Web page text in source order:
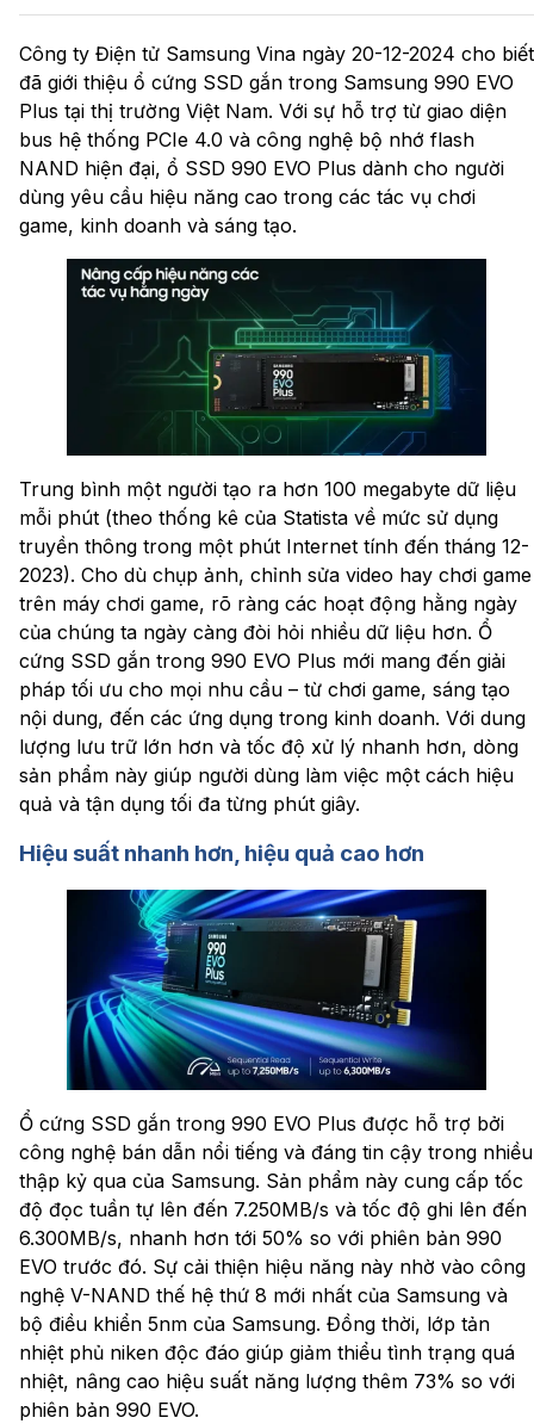
Công ty Điện tử Samsung Vina ngày 20-12-2024 cho biết
đã giới thiệu ổ cứng SSD gắn trong Samsung 990 EVO
Plus tại thị trường Việt Nam. Với sự hỗ trợ từ giao diện
bus hệ thống PCIe 4.0 và công nghệ bộ nhớ flash
NAND hiện đại, ổ SSD 990 EVO Plus dành cho người
dùng yêu cầu hiệu năng cao trong các tác vụ chơi
game, kinh doanh và sáng tạo.
Trung bình một người tạo ra hơn 100 megabyte dữ liệu
mỗi phút (theo thống kê của Statista về mức sử dụng
truyền thông trong một phút Internet tính đến tháng 12-
2023). Cho dù chụp ảnh, chỉnh sửa video hay chơi game
trên máy chơi game, rõ ràng các hoạt động hằng ngày
của chúng ta ngày càng đòi hỏi nhiều dữ liệu hơn. Ổ
cứng SSD gắn trong 990 EVO Plus mới mang đến giải
pháp tối ưu cho mọi nhu cầu – từ chơi game, sáng tạo
nội dung, đến các ứng dụng trong kinh doanh. Với dung
lượng lưu trữ lớn hơn và tốc độ xử lý nhanh hơn, dòng
sản phẩm này giúp người dùng làm việc một cách hiệu
quả và tận dụng tối đa từng phút giây.
Hiệu suất nhanh hơn, hiệu quả cao hơn
Ổ cứng SSD gắn trong 990 EVO Plus được hỗ trợ bởi
công nghệ bán dẫn nổi tiếng và đáng tin cậy trong nhiều
thập kỷ qua của Samsung. Sản phẩm này cung cấp tốc
độ đọc tuần tự lên đến 7.250MB/s và tốc độ ghi lên đến
6.300MB/s, nhanh hơn tới 50% so với phiên bản 990
EVO trước đó. Sự cải thiện hiệu năng này nhờ vào công
nghệ V-NAND thế hệ thứ 8 mới nhất của Samsung và
bộ điều khiển 5nm của Samsung. Đồng thời, lớp tản
nhiệt phủ niken độc đáo giúp giảm thiểu tình trạng quá
nhiệt, nâng cao hiệu suất năng lượng thêm 73% so với
phiên bản 990 EVO.